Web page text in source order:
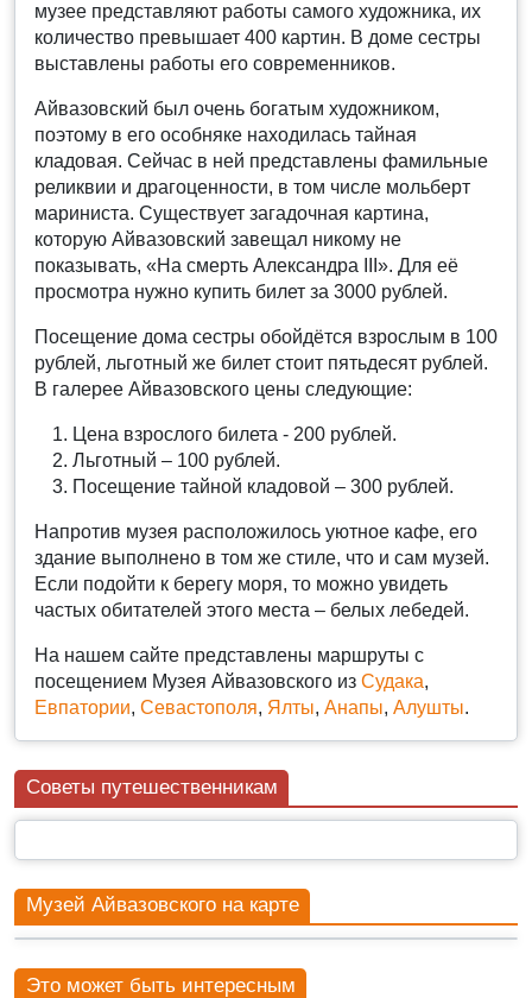
музее представляют работы самого художника, их
количество превышает 400 картин. В доме сестры
выставлены работы его современников.
Айвазовский был очень богатым художником,
поэтому в его особняке находилась тайная
кладовая. Сейчас в ней представлены фамильные
реликвии и драгоценности, в том числе мольберт
мариниста. Существует загадочная картина,
которую Айвазовский завещал никому не
показывать, «На смерть Александра III». Для её
просмотра нужно купить билет за 3000 рублей.
Посещение дома сестры обойдётся взрослым в 100
рублей, льготный же билет стоит пятьдесят рублей.
В галерее Айвазовского цены следующие:
Цена взрослого билета - 200 рублей.
Льготный – 100 рублей.
Посещение тайной кладовой – 300 рублей.
Напротив музея расположилось уютное кафе, его
здание выполнено в том же стиле, что и сам музей.
Если подойти к берегу моря, то можно увидеть
частых обитателей этого места – белых лебедей.
На нашем сайте представлены маршруты с
посещением Музея Айвазовского из Судака,
Евпатории, Севастополя, Ялты, Анапы, Алушты.
Советы путешественникам
Музей Айвазовского на карте
Это может быть интересным